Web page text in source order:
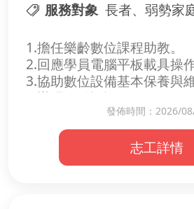
服務對象 長者、弱勢家
1.擔任樂齡數位課程助教。
2.回應學員電腦平板載具操作
3.協助數位設備基本保養與維
4.辦理行動諮詢服務。
發佈時間：2026/
志工詳情